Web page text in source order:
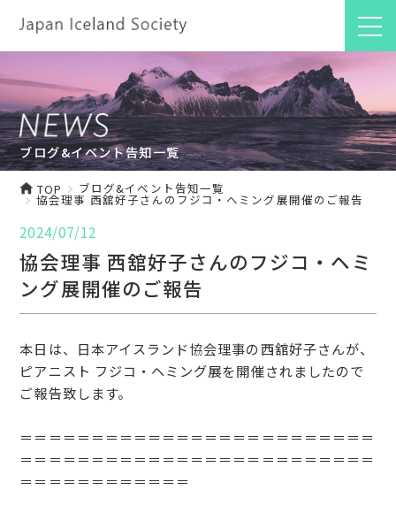
ブログ&イベント告知一覧
TOP ブログ&イベント告知一覧
協会理事 西舘好子さんのフジコ・ヘミング展開催のご報告
2024/07/12
協会理事 西舘好子さんのフジコ・ヘミ
ング展開催のご報告
本日は、日本アイスランド協会理事の西舘好子さんが、
ピアニスト フジコ・ヘミング展を開催されましたので
ご報告致します。
＝＝＝＝＝＝＝＝＝＝＝＝＝＝＝＝＝＝＝＝＝＝＝＝＝
＝＝＝＝＝＝＝＝＝＝＝＝＝＝＝＝＝＝＝＝＝＝＝＝＝
＝＝＝＝＝＝＝＝＝＝＝＝